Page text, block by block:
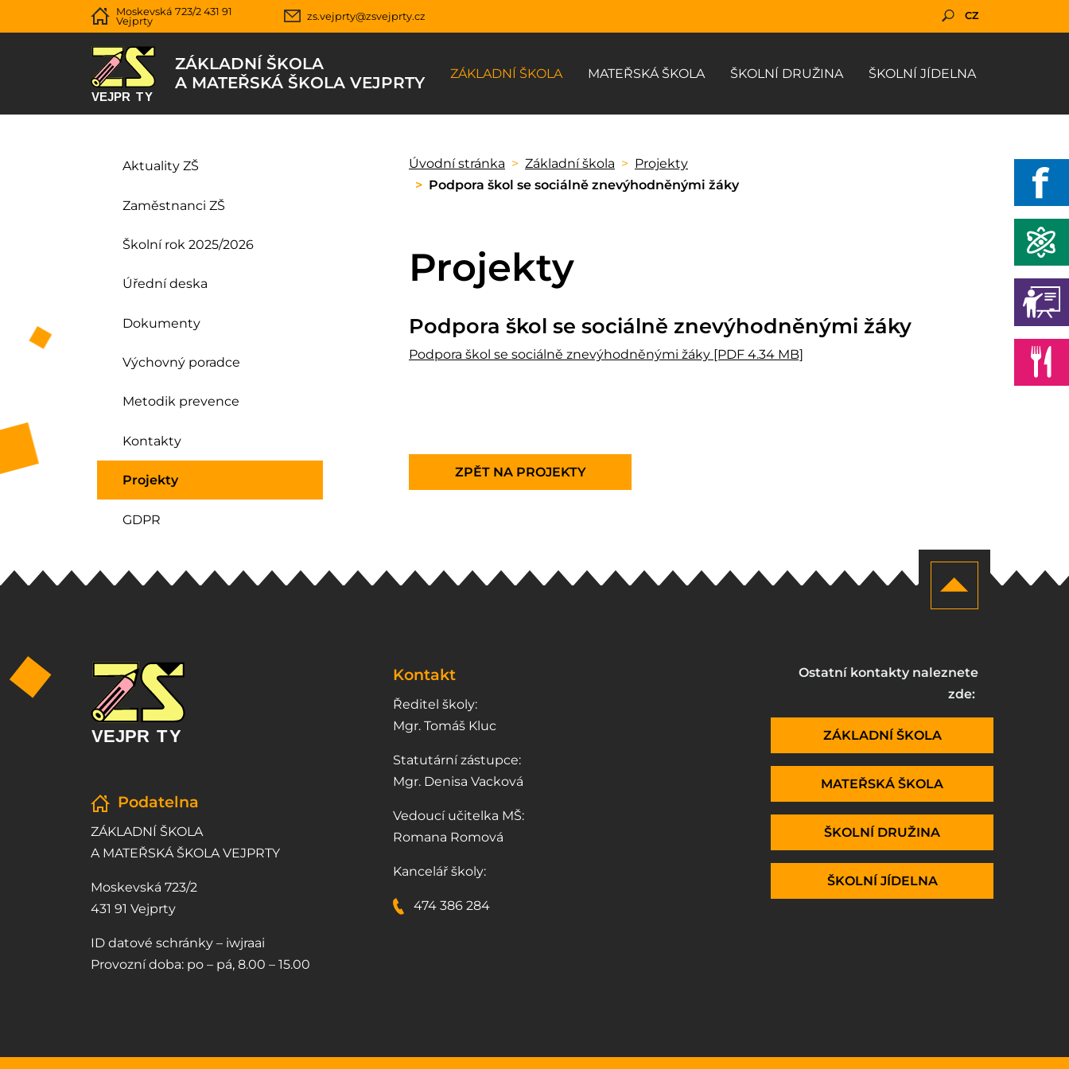
Moskevská 723/2 431 91
Vejprty
zs.vejprty@zsvejprty.cz CZ
ZÁKLADNÍ ŠKOLA
A MATEŘSKÁ ŠKOLA VEJPRTY
ZÁKLADNÍ ŠKOLA MATEŘSKÁ ŠKOLA ŠKOLNÍ DRUŽINA ŠKOLNÍ JÍDELNA
Úvodní stránka Základní škola
Projekty
Podpora škol se sociálně znevýhodněnými žáky
Projekty
Podpora škol se sociálně znevýhodněnými žáky
Podpora škol se sociálně znevýhodněnými žáky [PDF 4.34 MB]
ZPĚT NA PROJEKTY
Aktuality ZŠ
Zaměstnanci ZŠ
Školní rok 2025/2026
Úřední deska
Dokumenty
Výchovný poradce
Metodik prevence
Kontakty
Projekty
GDPR
Podatelna
ZÁKLADNÍ ŠKOLA
A MATEŘSKÁ ŠKOLA VEJPRTY
Moskevská 723/2
431 91 Vejprty
ID datové schránky – iwjraai
Provozní doba: po – pá, 8.00 – 15.00
Kontakt
Ředitel školy:
Mgr. Tomáš Kluc
Statutární zástupce:
Mgr. Denisa Vacková
Vedoucí učitelka MŠ:
Romana Romová
Kancelář školy:
474 386 284
Ostatní kontakty naleznete
zde:
ZÁKLADNÍ ŠKOLA
MATEŘSKÁ ŠKOLA
ŠKOLNÍ DRUŽINA
ŠKOLNÍ JÍDELNA